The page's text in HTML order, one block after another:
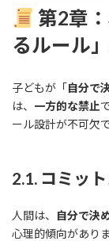
第2章
るルール
子どもが「自分で
は、 一方的な禁止
ール設計が不可欠で
2.1. コミッ
人間は、 自分で決
心理的傾向があり